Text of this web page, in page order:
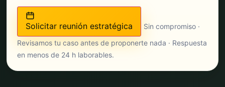
Solicitar reunión estratégica
Sin compromiso ·
Revisamos tu caso antes de proponerte nada · Respuesta
en menos de 24 h laborables.